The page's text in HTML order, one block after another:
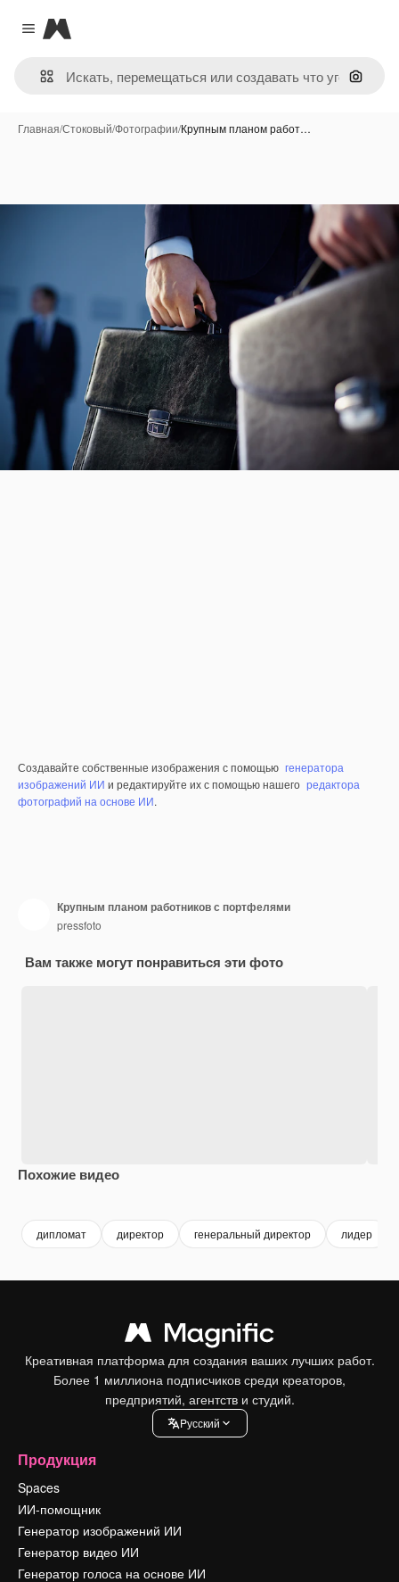
Close menu
Magnific
Поиск
Главная/Стоковый/Фотографии/Крупным планом работ…
Создавайте собственные изображения с помощью генератора
изображений ИИ и редактируйте их с помощью нашего редактора
фотографий на основе ИИ.
Крупным планом работников с портфелями
pressfoto
Вам также могут понравиться эти фото
Похожие видео
дипломат директор генеральный директор лидер
Креативная платформа для создания ваших лучших работ.
Более 1 миллиона подписчиков среди креаторов,
предприятий, агентств и студий.
Pусский
Продукция
Spaces
ИИ-помощник
Генератор изображений ИИ
Генератор видео ИИ
Генератор голоса на основе ИИ